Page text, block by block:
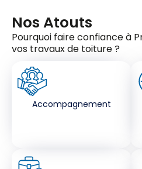
Nos Atouts
Pourquoi faire confiance à
vos travaux de toiture ?
Accompagnement